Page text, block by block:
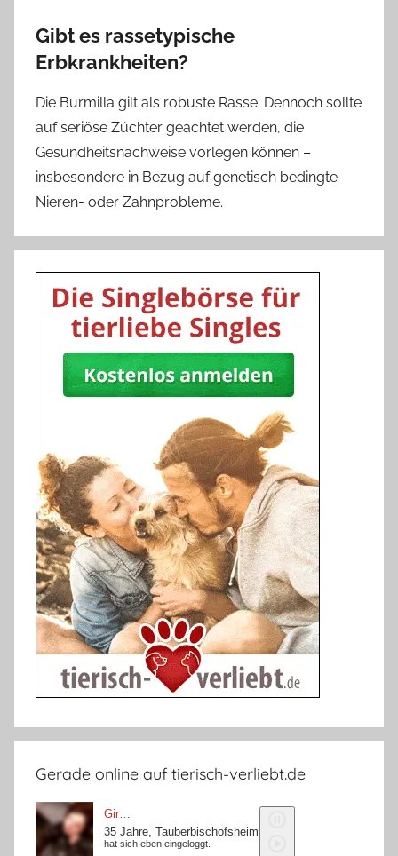
Gibt es rassetypische
Erbkrankheiten?
Die Burmilla gilt als robuste Rasse. Dennoch sollte
auf seriöse Züchter geachtet werden, die
Gesundheitsnachweise vorlegen können –
insbesondere in Bezug auf genetisch bedingte
Nieren- oder Zahnprobleme.
Gerade online auf tierisch-verliebt.de